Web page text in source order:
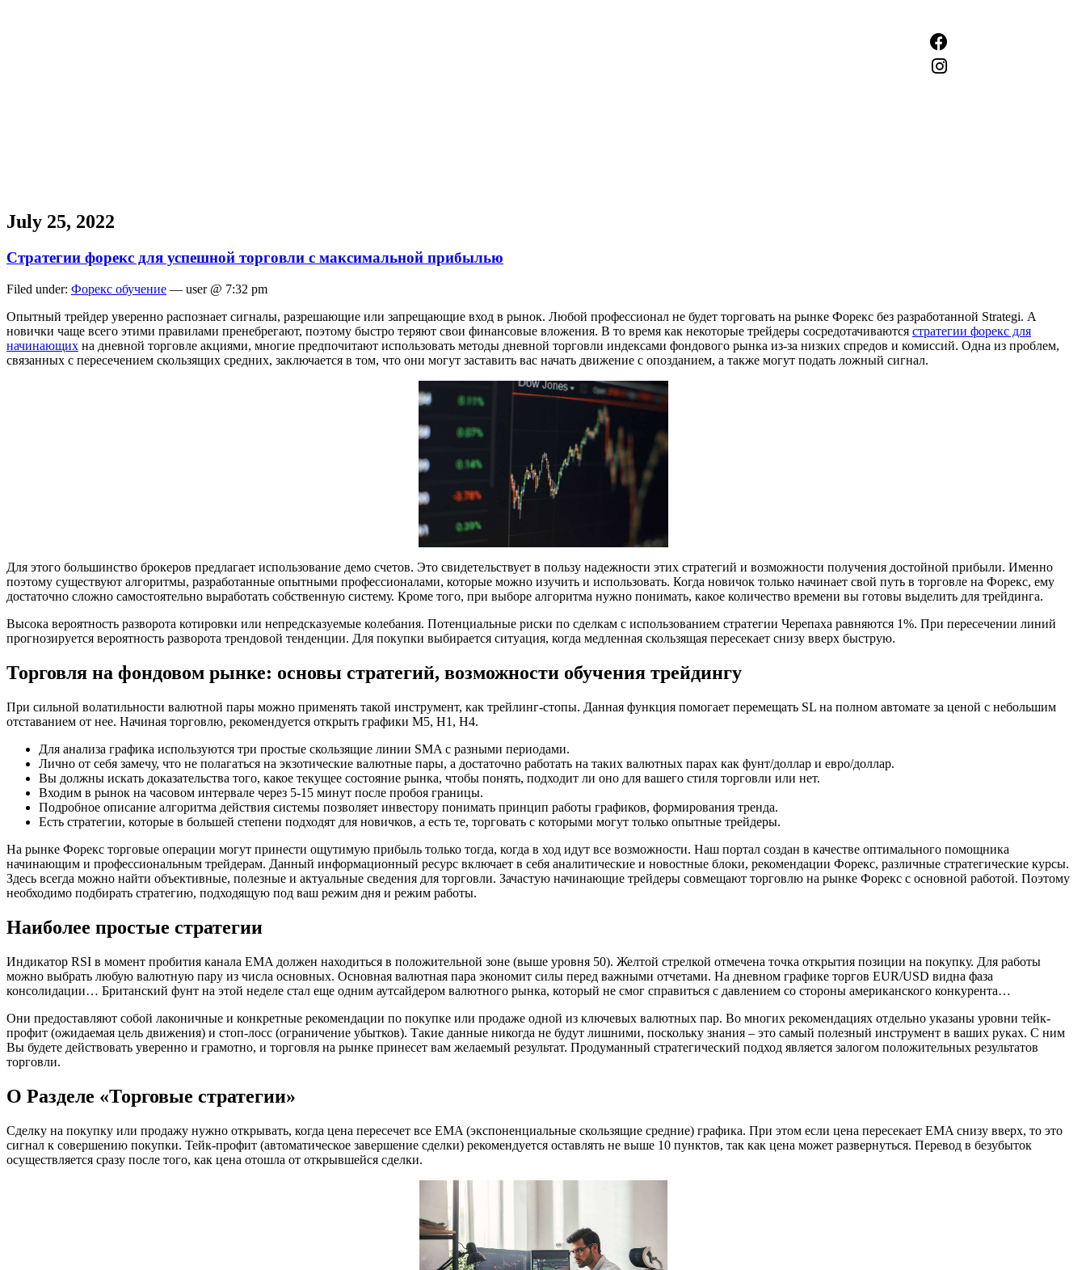
July 25, 2022
Стратегии форекс для успешной торговли с максимальной прибылью
Filed under: Форекс обучение — user @ 7:32 pm
Опытный трейдер уверенно распознает сигналы, разрешающие или запрещающие вход в рынок. Любой профессионал не будет торговать на рынке Форекс без разработанной Strategi. А
новички чаще всего этими правилами пренебрегают, поэтому быстро теряют свои финансовые вложения. В то время как некоторые трейдеры сосредотачиваются стратегии форекс для
начинающих на дневной торговле акциями, многие предпочитают использовать методы дневной торговли индексами фондового рынка из-за низких спредов и комиссий. Одна из проблем,
связанных с пересечением скользящих средних, заключается в том, что они могут заставить вас начать движение с опозданием, а также могут подать ложный сигнал.
Для этого большинство брокеров предлагает использование демо счетов. Это свидетельствует в пользу надежности этих стратегий и возможности получения достойной прибыли. Именно
поэтому существуют алгоритмы, разработанные опытными профессионалами, которые можно изучить и использовать. Когда новичок только начинает свой путь в торговле на Форекс, ему
достаточно сложно самостоятельно выработать собственную систему. Кроме того, при выборе алгоритма нужно понимать, какое количество времени вы готовы выделить для трейдинга.
Высока вероятность разворота котировки или непредсказуемые колебания. Потенциальные риски по сделкам с использованием стратегии Черепаха равняются 1%. При пересечении линий
прогнозируется вероятность разворота трендовой тенденции. Для покупки выбирается ситуация, когда медленная скользящая пересекает снизу вверх быструю.
Торговля на фондовом рынке: основы стратегий, возможности обучения трейдингу
При сильной волатильности валютной пары можно применять такой инструмент, как трейлинг-стопы. Данная функция помогает перемещать SL на полном автомате за ценой с небольшим
отставанием от нее. Начиная торговлю, рекомендуется открыть графики M5, H1, H4.
Для анализа графика используются три простые скользящие линии SMA с разными периодами.
Лично от себя замечу, что не полагаться на экзотические валютные пары, а достаточно работать на таких валютных парах как фунт/доллар и евро/доллар.
Вы должны искать доказательства того, какое текущее состояние рынка, чтобы понять, подходит ли оно для вашего стиля торговли или нет.
Входим в рынок на часовом интервале через 5-15 минут после пробоя границы.
Подробное описание алгоритма действия системы позволяет инвестору понимать принцип работы графиков, формирования тренда.
Есть стратегии, которые в большей степени подходят для новичков, а есть те, торговать с которыми могут только опытные трейдеры.
На рынке Форекс торговые операции могут принести ощутимую прибыль только тогда, когда в ход идут все возможности. Наш портал создан в качестве оптимального помощника
начинающим и профессиональным трейдерам. Данный информационный ресурс включает в себя аналитические и новостные блоки, рекомендации Форекс, различные стратегические курсы.
Здесь всегда можно найти объективные, полезные и актуальные сведения для торговли. Зачастую начинающие трейдеры совмещают торговлю на рынке Форекс с основной работой. Поэтому
необходимо подбирать стратегию, подходящую под ваш режим дня и режим работы.
Наиболее простые стратегии
Индикатор RSI в момент пробития канала EMA должен находиться в положительной зоне (выше уровня 50). Желтой стрелкой отмечена точка открытия позиции на покупку. Для работы
можно выбрать любую валютную пару из числа основных. Основная валютная пара экономит силы перед важными отчетами. На дневном графике торгов EUR/USD видна фаза
консолидации… Британский фунт на этой неделе стал еще одним аутсайдером валютного рынка, который не смог справиться с давлением со стороны американского конкурента…
Они предоставляют собой лаконичные и конкретные рекомендации по покупке или продаже одной из ключевых валютных пар. Во многих рекомендациях отдельно указаны уровни тейк-
профит (ожидаемая цель движения) и стоп-лосс (ограничение убытков). Такие данные никогда не будут лишними, поскольку знания – это самый полезный инструмент в ваших руках. С ним
Вы будете действовать уверенно и грамотно, и торговля на рынке принесет вам желаемый результат. Продуманный стратегический подход является залогом положительных результатов
торговли.
О Разделе «Торговые стратегии»
Сделку на покупку или продажу нужно открывать, когда цена пересечет все EMA (экспоненциальные скользящие средние) графика. При этом если цена пересекает EMA снизу вверх, то это
сигнал к совершению покупки. Тейк-профит (автоматическое завершение сделки) рекомендуется оставлять не выше 10 пунктов, так как цена может развернуться. Перевод в безубыток
осуществляется сразу после того, как цена отошла от открывшейся сделки.